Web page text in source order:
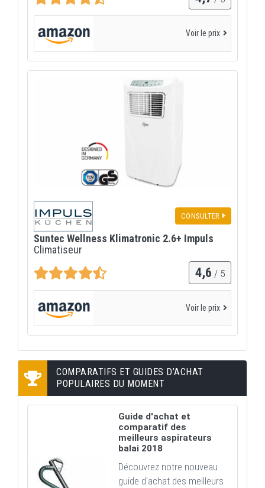
Voir le prix
CONSULTER
Suntec Wellness Klimatronic 2.6+ Impuls
Climatiseur
4,6 / 5
Voir le prix
COMPARATIFS ET GUIDES D’ACHAT
POPULAIRES DU MOMENT
Guide d'achat et
comparatif des
meilleurs aspirateurs
balai 2018
Découvrez notre nouveau
guide d'achat des meilleurs